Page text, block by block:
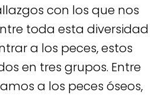
con los que nos
toda esta diversidad
a los peces, estos
en tres grupos. Entre
a los peces óseos,